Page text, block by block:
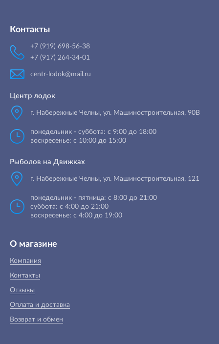
Контакты
+7 (919) 698-56-38
+7 (917) 264-34-01
centr-lodok@mail.ru
Центр лодок
г. Набережные Челны, ул. Машиностроительная, 90B
понедельник - суббота: с 9:00 до 18:00
воскресенье: с 10:00 до 15:00
Рыболов на Движках
г. Набережные Челны, ул. Машиностроительная, 121
понедельник - пятница: с 8:00 до 21:00
суббота: с 4:00 до 21:00
воскресенье: с 4:00 до 19:00
О магазине
Компания
Контакты
Отзывы
Оплата и доставка
Возврат и обмен